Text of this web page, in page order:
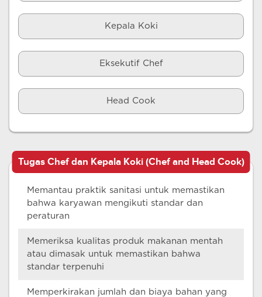
Kepala Koki
Eksekutif Chef
Head Cook
Tugas Chef dan Kepala Koki (Chef and Head Cook)
Memantau praktik sanitasi untuk memastikan
bahwa karyawan mengikuti standar dan
peraturan
Memeriksa kualitas produk makanan mentah
atau dimasak untuk memastikan bahwa
standar terpenuhi
Memperkirakan jumlah dan biaya bahan yang